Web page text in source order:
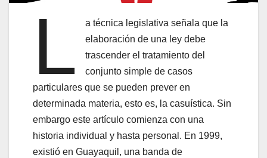
L
a técnica legislativa señala que la
elaboración de una ley debe
trascender el tratamiento del
conjunto simple de casos
particulares que se pueden prever en
determinada materia, esto es, la casuística. Sin
embargo este artículo comienza con una
historia individual y hasta personal. En 1999,
existió en Guayaquil, una banda de